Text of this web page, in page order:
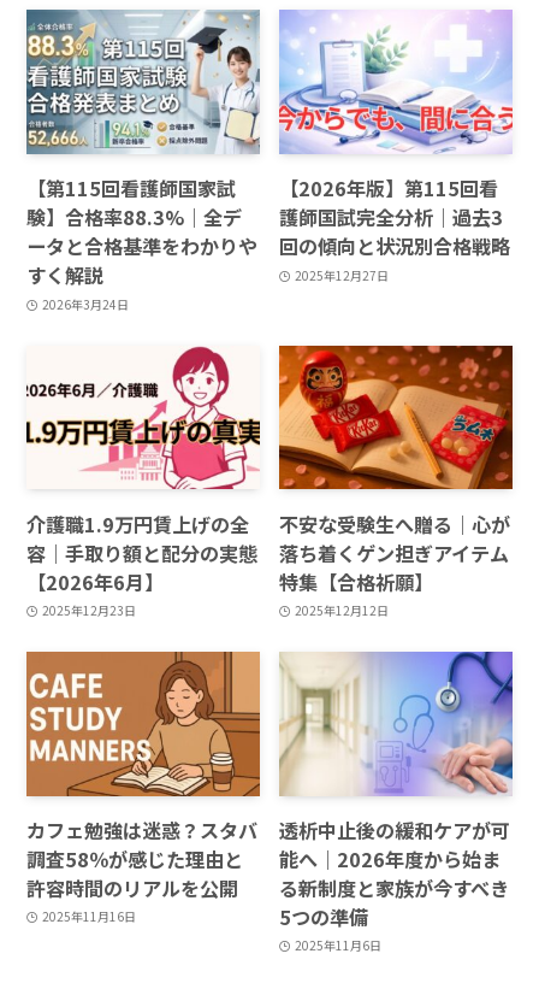
【第115回看護師国家試
験】合格率88.3%｜全デ
ータと合格基準をわかりや
すく解説
2026年3月24日
【2026年版】第115回看
護師国試完全分析｜過去3
回の傾向と状況別合格戦略
2025年12月27日
介護職1.9万円賃上げの全
容｜手取り額と配分の実態
【2026年6月】
2025年12月23日
不安な受験生へ贈る｜心が
落ち着くゲン担ぎアイテム
特集【合格祈願】
2025年12月12日
カフェ勉強は迷惑？スタバ
調査58％が感じた理由と
許容時間のリアルを公開
2025年11月16日
透析中止後の緩和ケアが可
能へ｜2026年度から始ま
る新制度と家族が今すべき
5つの準備
2025年11月6日